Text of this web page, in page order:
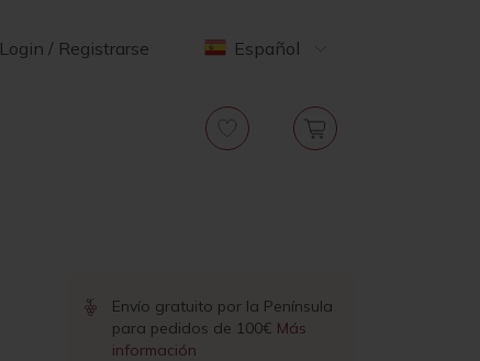
Login / Registrarse Español
Envío gratuito por la Península
para pedidos de 100€ Más
información